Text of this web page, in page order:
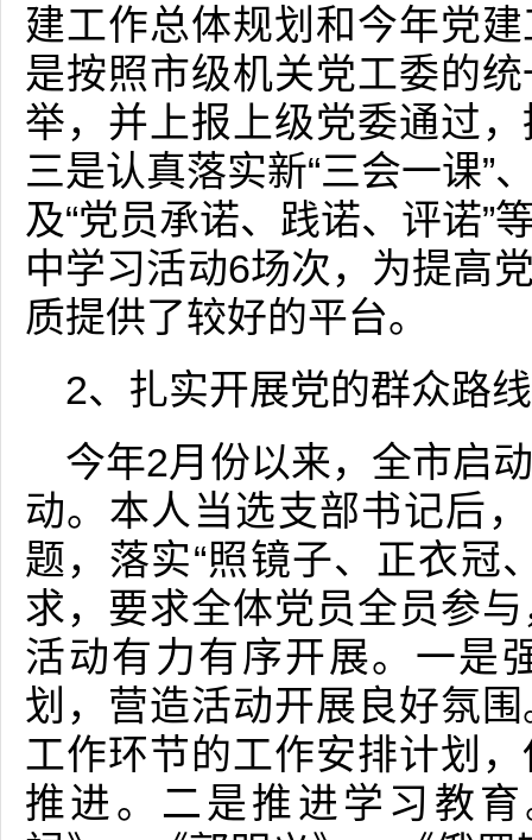
建工作总体规划和今年党
是按照市级机关党工委的
举，并上报上级党委通过
三是认真落实新“三会一课”
及“党员承诺、践诺、评诺”
中学习活动6场次，为提高
质提供了较好的平台。
2、扎实开展党的群众路
今年2月份以来，全市启
动。本人当选支部书记后
题，落实“照镜子、正衣冠
求，要求全体党员全员参
活动有力有序开展。一是
划，营造活动开展良好氛
工作环节的工作安排计划
推进。二是推进学习教